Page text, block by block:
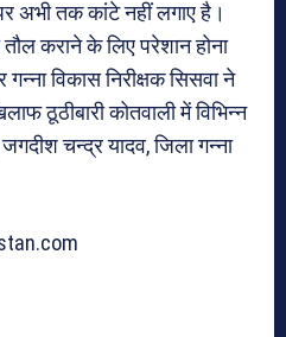
अभी तक कांटे नहीं लगाए है।
कराने के लिए परेशान होना
विकास निरीक्षक सिसवा ने
ठूठीबारी कोतवाली में विभिन्न
चन्द्र यादव, जिला गन्ना